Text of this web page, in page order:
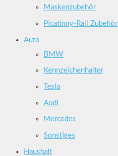
Maskenzubehör
Picatinny-Rail Zubehör
Auto
BMW
Kennzeichenhalter
Tesla
Audi
Mercedes
Sonstiges
Haushalt